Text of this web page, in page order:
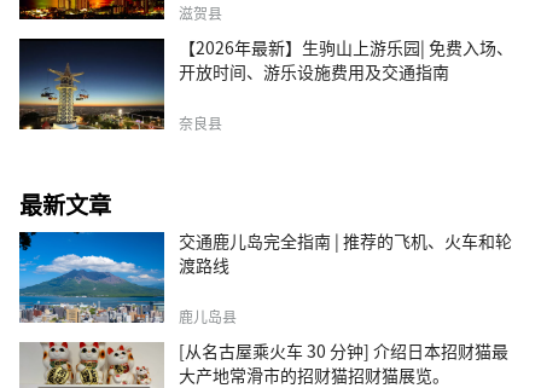
滋贺县
【2026年最新】生驹山上游乐园| 免费入场、
开放时间、游乐设施费用及交通指南
奈良县
最新文章
交通鹿儿岛完全指南 | 推荐的飞机、火车和轮
渡路线
鹿儿岛县
[从名古屋乘火车 30 分钟] 介绍日本招财猫最
大产地常滑市的招财猫招财猫展览。